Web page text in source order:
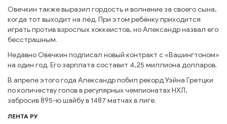
Овечкин также выразил гордость и волнение за своего сына,
когда тот выходит на лёд. При этом ребёнку приходится
играть против взрослых хоккеистов, но Александр назвал его
бесстрашным.
Недавно Овечкин подписал новый контракт с «Вашингтоном»
на один год. Его зарплата составит 4,25 миллиона долларов.
В апреле этого года Александр побил рекорд Уэйна Гретцки
по количеству голов в регулярных чемпионатах НХЛ,
забросив 895-ю шайбу в 1487 матчах в лиге.
ЛЕНТА РУ